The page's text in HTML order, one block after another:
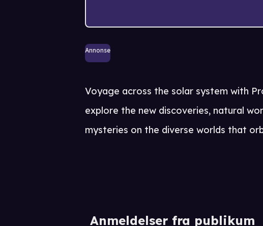
Annonse
Anmeldelser fra publikum
Voyage across the solar system with
explore the new discoveries, natural
mysteries on the diverse worlds that